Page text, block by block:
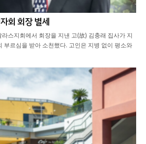
회 회장 별세
스지회에서 회장을 지낸 고(故) 김충래 집사가 지
부르심을 받아 소천했다. 고인은 지병 없이 평소와